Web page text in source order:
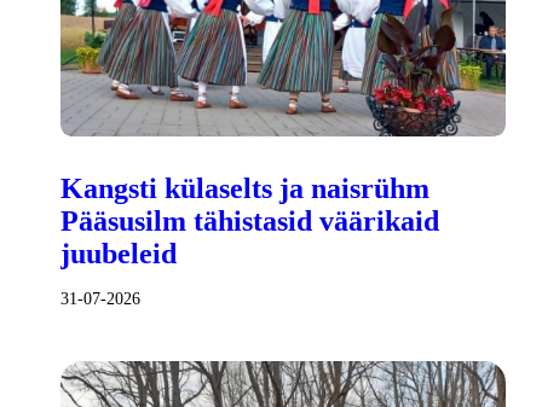
Kangsti külaselts ja naisrühm
Pääsusilm tähistasid väärikaid
juubeleid
31-07-2026